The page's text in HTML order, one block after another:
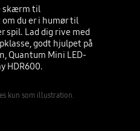
skærm til
du er i humør til
spil. Lad dig rive med
godt hjulpet på
Quantum Mini LED-
HDR600.
kun som illustration.